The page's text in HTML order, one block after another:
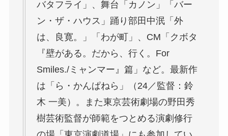
バタフライ」、舞台「カノン」「バー
ン・ザ・ハウス」踊り部田中泯「外
は、良寛。」「わが町」、CM「クボタ
『壁がある。だから、行く。For
Smiles./ミャンマー』篇」など。最新作
は「ら・かんぱねら」（24／監督：鈴
木 一美）。また東京芸術劇場の野田秀
樹芸術監督が師範をつとめる演劇修行